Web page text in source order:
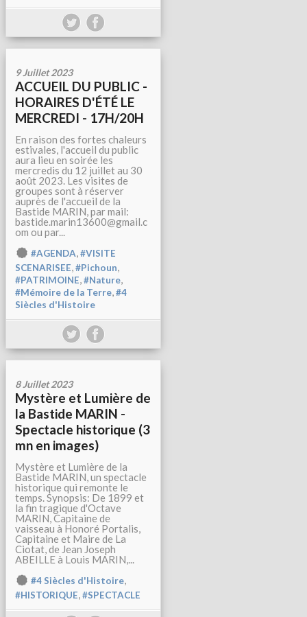
9 Juillet 2023
ACCUEIL DU PUBLIC -
HORAIRES D'ÉTÉ LE
MERCREDI - 17H/20H
En raison des fortes chaleurs
estivales, l'accueil du public
aura lieu en soirée les
mercredis du 12 juillet au 30
août 2023. Les visites de
groupes sont à réserver
auprès de l'accueil de la
Bastide MARIN, par mail:
bastide.marin13600@gmail.c
om ou par...
#AGENDA,#VISITE
SCENARISEE,#Pichoun,
#PATRIMOINE,#Nature,
#Mémoire de la Terre,#4
Siècles d'Histoire
8 Juillet 2023
Mystère et Lumière de
la Bastide MARIN -
Spectacle historique (3
mn en images)
Mystère et Lumière de la
Bastide MARIN, un spectacle
historique qui remonte le
temps. Synopsis: De 1899 et
la fin tragique d'Octave
MARIN, Capitaine de
vaisseau à Honoré Portalis,
Capitaine et Maire de La
Ciotat, de Jean Joseph
ABEILLE à Louis MARIN,...
#4 Siècles d'Histoire,
#HISTORIQUE,#SPECTACLE